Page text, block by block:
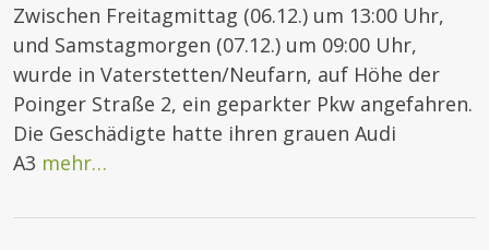
Zwischen Freitagmittag (06.12.) um 13:00 Uhr,
und Samstagmorgen (07.12.) um 09:00 Uhr,
wurde in Vaterstetten/Neufarn, auf Höhe der
Poinger Straße 2, ein geparkter Pkw angefahren.
Die Geschädigte hatte ihren grauen Audi
A3 mehr…